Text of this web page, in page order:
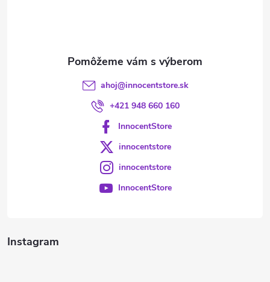
Instagram
ahoj@innocentstore.sk
+421 948 660 160
InnocentStore
innocentstore
innocentstore
InnocentStore